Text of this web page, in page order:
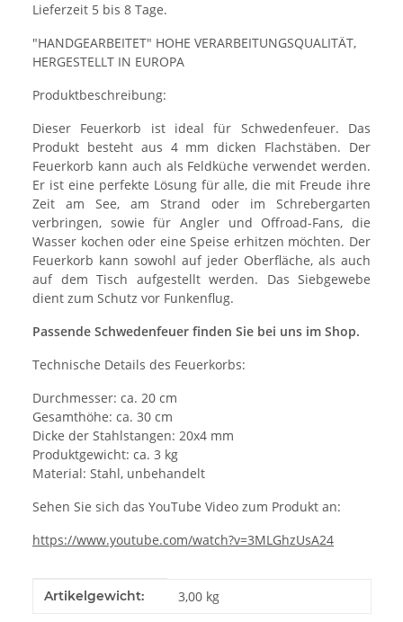
Lieferzeit 5 bis 8 Tage.
"HANDGEARBEITET" HOHE VERARBEITUNGSQUALITÄT,
HERGESTELLT IN EUROPA
Produktbeschreibung:
Dieser Feuerkorb ist ideal für Schwedenfeuer. Das
Produkt besteht aus 4 mm dicken Flachstäben. Der
Feuerkorb kann auch als Feldküche verwendet werden.
Er ist eine perfekte Lösung für alle, die mit Freude ihre
Zeit am See, am Strand oder im Schrebergarten
verbringen, sowie für Angler und Offroad-Fans, die
Wasser kochen oder eine Speise erhitzen möchten. Der
Feuerkorb kann sowohl auf jeder Oberfläche, als auch
auf dem Tisch aufgestellt werden. Das Siebgewebe
dient zum Schutz vor Funkenflug.
Passende Schwedenfeuer finden Sie bei uns im Shop.
Technische Details des Feuerkorbs:
Durchmesser: ca. 20 cm
Gesamthöhe: ca. 30 cm
Dicke der Stahlstangen: 20x4 mm
Produktgewicht: ca. 3 kg
Material: Stahl, unbehandelt
Sehen Sie sich das YouTube Video zum Produkt an:
https://www.youtube.com/watch?v=3MLGhzUsA24
Produkteigenschaft
Wert
Artikelgewicht: 3,00 kg